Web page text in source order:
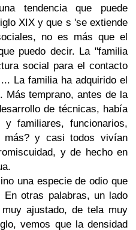
tendencia que puede
XIX y que s 'se extiende
no es más que el
puedo decir. La "familia
social para el contacto
La familia ha adquirido el
Más temprano, antes de la
de técnicas, había
familiares, funcionarios,
más? y casi todos vivían
y de hecho en
una especie de odio que
otras palabras, un lado
ajustado, de tela muy
vemos que la densidad